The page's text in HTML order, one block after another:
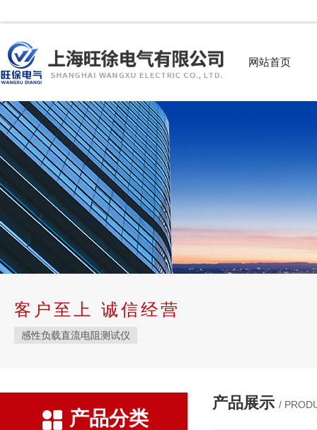
网站首页
客户至上 诚信经营
感性负载直流电阻测试仪
产品分类
产品展示 /